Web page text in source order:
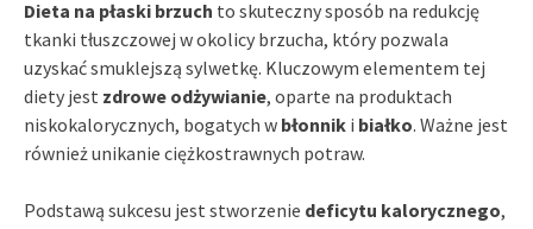
Dieta na płaski brzuch to skuteczny sposób na redukcję
tkanki tłuszczowej w okolicy brzucha, który pozwala
uzyskać smuklejszą sylwetkę. Kluczowym elementem tej
diety jest zdrowe odżywianie, oparte na produktach
niskokalorycznych, bogatych w błonnik i białko. Ważne jest
również unikanie ciężkostrawnych potraw.
Podstawą sukcesu jest stworzenie deficytu kalorycznego,